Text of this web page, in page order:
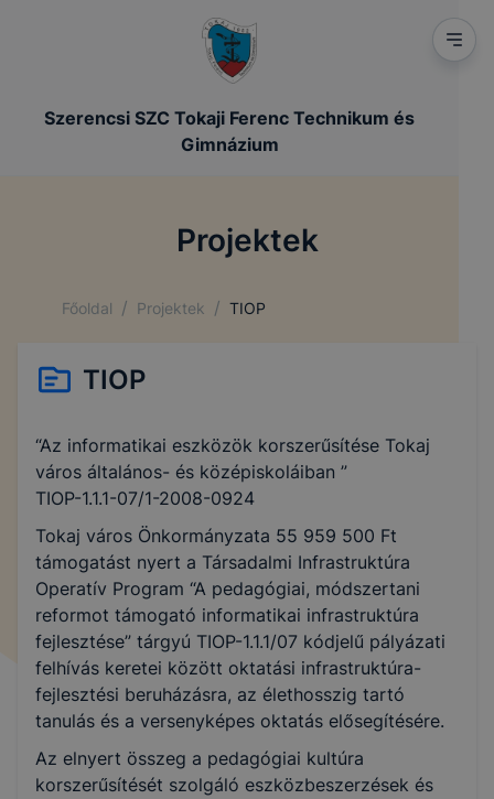
Szerencsi SZC Tokaji Ferenc Technikum és
Gimnázium
Projektek
Főoldal / Projektek / TIOP
TIOP
“Az informatikai eszközök korszerűsítése Tokaj
város általános- és középiskoláiban ”
TIOP-1.1.1-07/1-2008-0924
Tokaj város Önkormányzata 55 959 500 Ft
támogatást nyert a Társadalmi Infrastruktúra
Operatív Program “A pedagógiai, módszertani
reformot támogató informatikai infrastruktúra
fejlesztése” tárgyú TIOP-1.1.1/07 kódjelű pályázati
felhívás keretei között oktatási infrastruktúra-
fejlesztési beruházásra, az élethosszig tartó
tanulás és a versenyképes oktatás elősegítésére.
Az elnyert összeg a pedagógiai kultúra
korszerűsítését szolgáló eszközbeszerzések és